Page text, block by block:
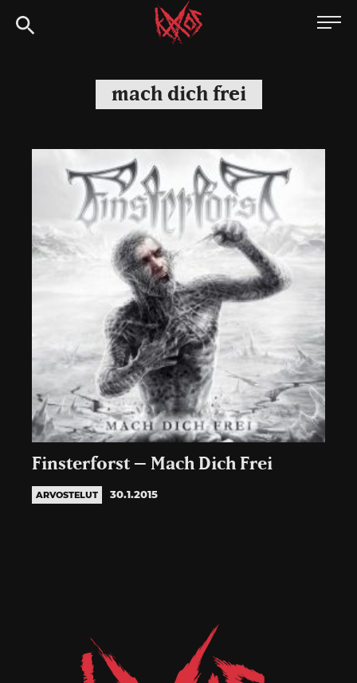
Siirry
suoraan
Kaaoszine
mach dich frei
Finsterforst – Mach Dich Frei
ARVOSTELUT 30.1.2015